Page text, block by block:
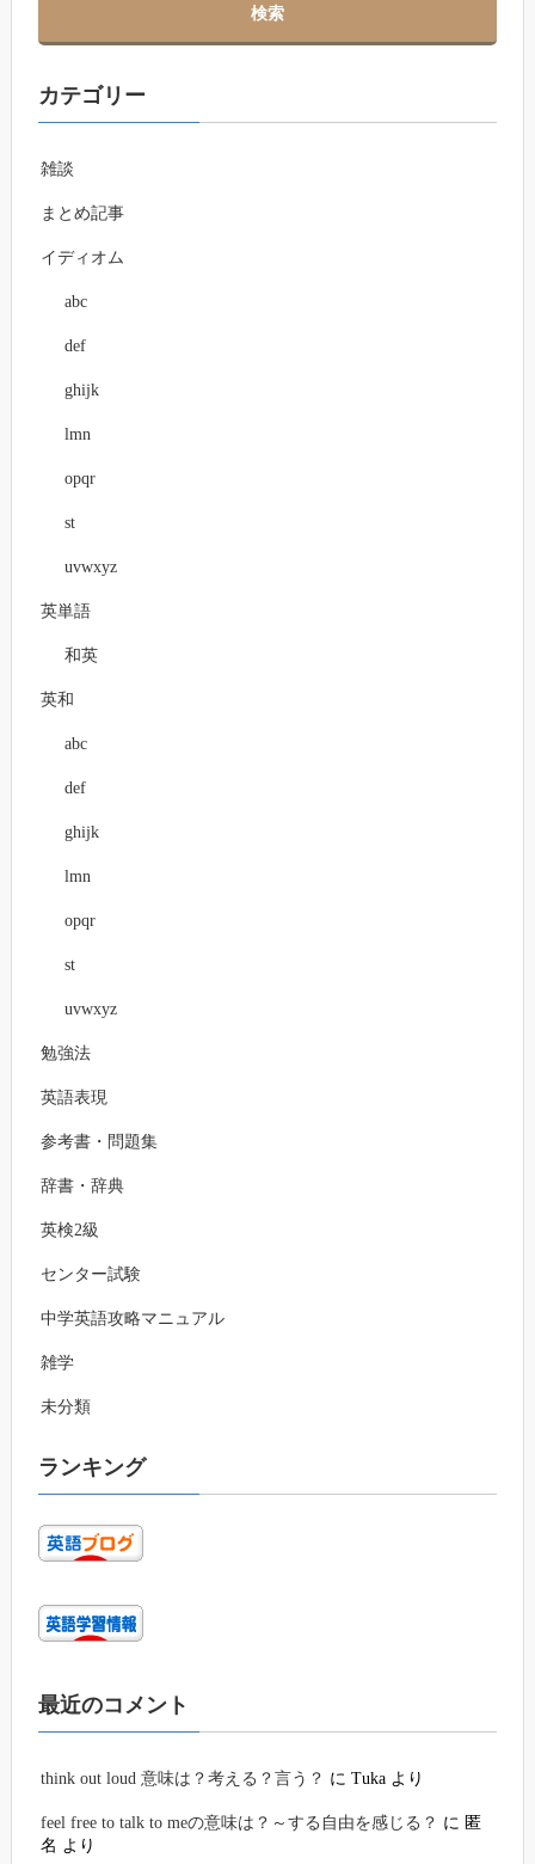
カテゴリー
雑談
まとめ記事
イディオム
abc
def
ghijk
lmn
opqr
st
uvwxyz
英単語
和英
英和
abc
def
ghijk
lmn
opqr
st
uvwxyz
勉強法
英語表現
参考書・問題集
辞書・辞典
英検2級
センター試験
中学英語攻略マニュアル
雑学
未分類
ランキング
最近のコメント
think out loud 意味は？考える？言う？ にTuka より
feel free to talk to meの意味は？～する自由を感じる？ に 匿
名 より